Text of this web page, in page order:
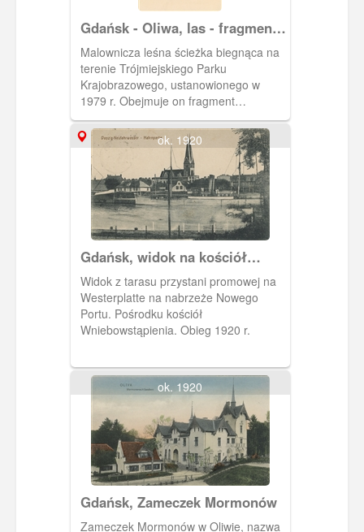
Gdańsk - Oliwa, las - fragment
Trójmiejskiego Parku
Krajobrazowego
Malownicza leśna ścieżka biegnąca na
terenie Trójmiejskiego Parku
Krajobrazowego, ustanowionego w
1979 r. Obejmuje on fragment
Wysoczyzny Morenowej Pojezierza
Kaszubskiego oraz jej strefę
krawędziową bezpośrednio
przylegające od strony zachodniej do
aglomeracji Gdańska.
ok. 1920
Gdańsk, widok na kościół
Wniebowstąpienia w Nowym
Porcie
Widok z tarasu przystani promowej na
Westerplatte na nabrzeże Nowego
Portu. Pośrodku kościół
Wniebowstąpienia. Obieg 1920 r.
ok. 1920
Gdańsk, Zameczek Mormonów
Zameczek Mormonów w Oliwie, nazwa